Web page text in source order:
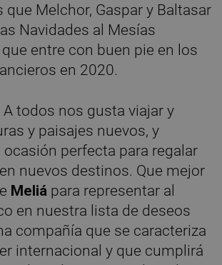
que Melchor, Gaspar y Baltasar
Navidades al Mesías
entre con buen pie en los
en 2020.
todos nos gusta viajar y
y paisajes nuevos, y
ocasión perfecta para regalar
nuevos destinos. Que mejor
Meliá para representar al
en nuestra lista de deseos
compañía que se caracteriza
internacional y que cumplirá